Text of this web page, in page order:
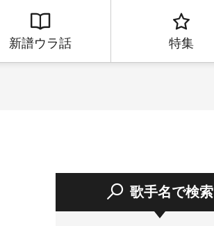
新譜ウラ話 特集
歌手名で検索